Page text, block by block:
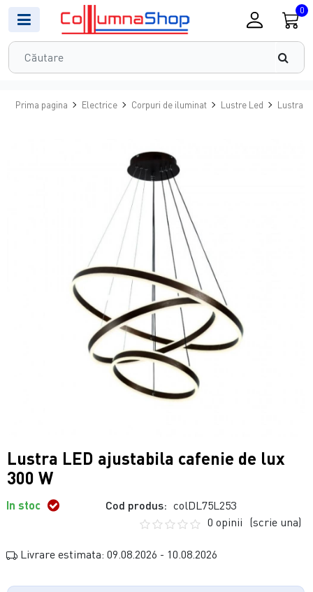
0
Prima pagina Electrice Corpuri de iluminat Lustre Led Lustra
Lustra LED ajustabila cafenie de lux
300 W
In stoc Cod produs: colDL75L253
0 opinii (scrie una)
Livrare estimata: 09.08.2026 - 10.08.2026